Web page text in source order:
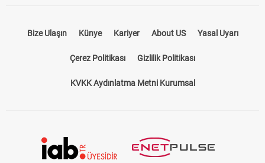
Bize Ulaşın Künye Kariyer About US Yasal Uyarı
Çerez Politikası Gizlilik Politikası
KVKK Aydınlatma Metni Kurumsal